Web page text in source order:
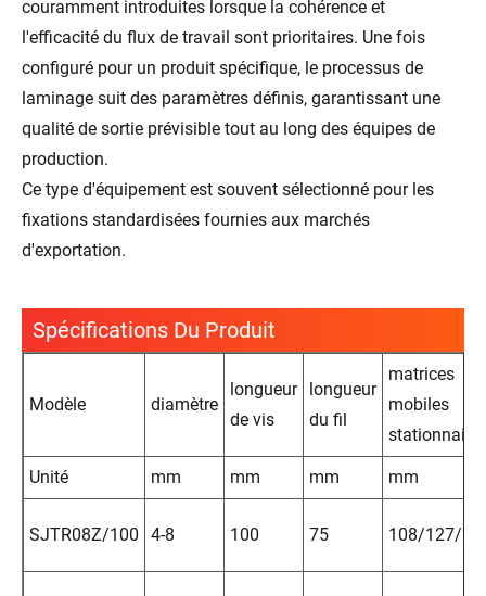
couramment introduites lorsque la cohérence et
l'efficacité du flux de travail sont prioritaires. Une fois
configuré pour un produit spécifique, le processus de
laminage suit des paramètres définis, garantissant une
qualité de sortie prévisible tout au long des équipes de
production.
Ce type d'équipement est souvent sélectionné pour les
fixations standardisées fournies aux marchés
d'exportation.
Spécifications Du Produit
Modèle diamètre
longueur
de vis
longueur
du fil
matrices
mobiles
Unité mm mm mm mm
SJTR08Z/100 4-8 100 75 108/127/25